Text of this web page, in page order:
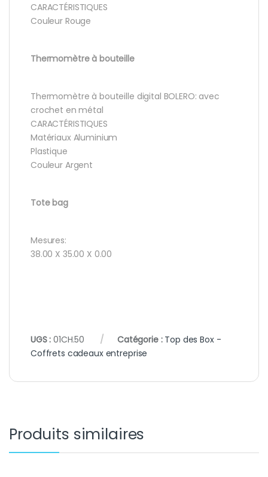
CARACTÉRISTIQUES
Couleur Rouge
Thermomètre à bouteille
Thermomètre à bouteille digital BOLERO: avec
crochet en métal
CARACTÉRISTIQUES
Matériaux Aluminium
Plastique
Couleur Argent
Tote bag
Mesures:
38.00 X 35.00 X 0.00
UGS :01CH.50 Catégorie : Top des Box -
Coffrets cadeaux entreprise
Produits similaires